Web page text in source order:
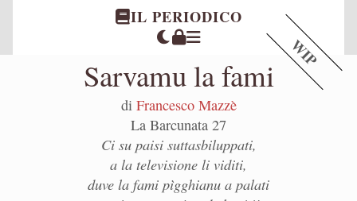
WIP
IL PERIODICO
Sarvamu la fami
di Francesco Mazzè
La Barcunata 27
Ci su paisi suttasbiluppati,
a la televisione li viditi,
duve la fami pìgghianu a palati